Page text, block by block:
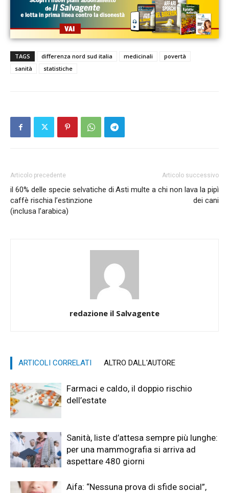
TAGS differenza nord sud italia medicinali
povertà
sanità
statistiche
Articolo precedente
il 60% delle specie selvatiche di
caffè rischia l’estinzione
(inclusa l’arabica)
Articolo successivo
Asti multe a chi non lava la pipì
dei cani
redazione il Salvagente
ARTICOLI CORRELATI ALTRO DALL'AUTORE
Farmaci e caldo, il doppio rischio
dell’estate
Sanità, liste d’attesa sempre più lunghe:
per una mammografia si arriva ad
aspettare 480 giorni
Aifa: “Nessuna prova di sfide social”,